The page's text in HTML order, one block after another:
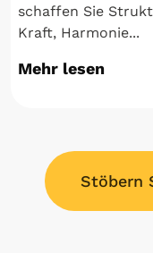
schaffen Sie
Kraft, Harmonie...
Mehr lesen
Stöbern